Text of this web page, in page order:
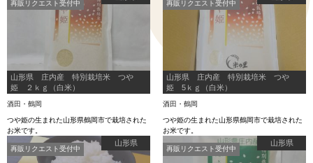
山形県 庄内産 特別栽培米 つや
姫 ２ｋｇ（白米）
酒田・鶴岡
つや姫の生まれた山形県鶴岡市で栽培された
お米です。
再販リクエスト受付中
山形県 庄内産 特別栽培米 つや
姫 5ｋｇ（白米）
酒田・鶴岡
つや姫の生まれた山形県鶴岡市で栽培された
お米です。
再販リクエスト受付中
山形県
再販リクエスト受付中
山形県
再販リクエスト受付中